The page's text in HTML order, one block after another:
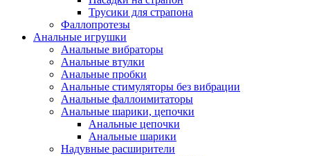
Трусики для страпона
Фаллопротезы
Анальные игрушки
Анальные вибраторы
Анальные втулки
Анальные пробки
Анальные стимуляторы без вибрации
Анальные фаллоимитаторы
Анальные шарики, цепочки
Анальные цепочки
Анальные шарики
Надувные расширители